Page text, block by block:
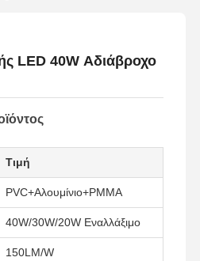
LED 40W Αδιάβροχο
Τιμή
PVC+Αλουμίνιο+PMMA
40W/30W/20W Εναλλάξιμο
150LM/W